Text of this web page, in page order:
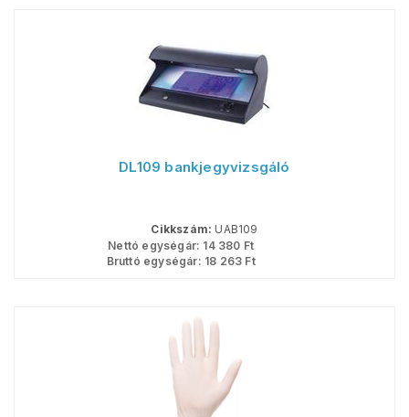
DL109 bankjegyvizsgáló
Cikkszám: UAB109
Nettó egységár: 14 380 Ft
Bruttó egységár: 18 263 Ft